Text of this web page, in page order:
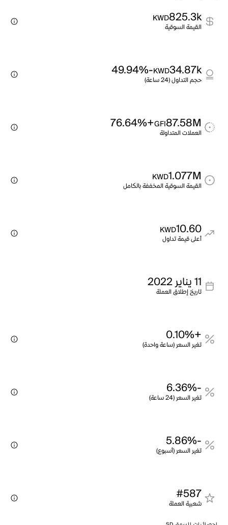
825.3k
KWD
القيمة السوقية
34.87k
KWD
-49.94%
حجم التداول (24 ساعة)
87.58M
GFI
+76.64%
العملات المتداولة
1.077M
KWD
القيمة السوقية المخففة بالكامل
10.60
KWD
أعلى قيمة تداول
11 يناير 2022
تاريخ إطلاق العملة
+0.10%
تغير السعر (ساعة واحدة)
-6.36%
تغير السعر (24 ساعة)
-5.86%
تغير السعر (أسبوع)
#587
شعبية العملة